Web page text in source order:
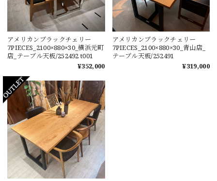
アメリカンブラックチェリー
7PIECES_2100×880×30_横浜元町
店_テーブル天板/252492 t001
¥352,000
アメリカンブラックチェリー
7PIECES_2100×880×30_青山店_
テーブル天板/252491
¥319,000